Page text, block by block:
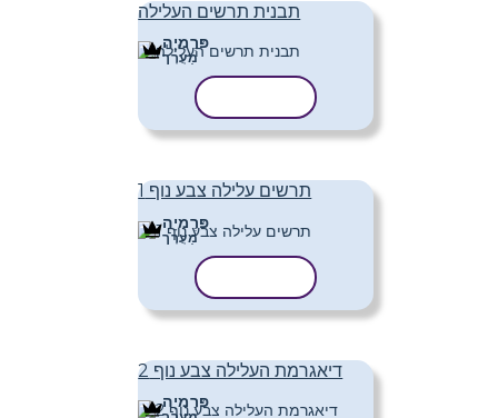
תבנית תרשים העלילה
פּרֶמיָה
מַעֲרָך
תרשים עלילה צבע נוף 1
פּרֶמיָה
מַעֲרָך
דיאגרמת העלילה צבע נוף 2
פּרֶמיָה